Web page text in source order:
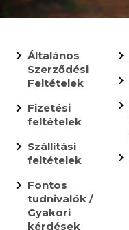
Általános
Szerződési
Feltételek
Fizetési
feltételek
Szállítási
feltételek
Fontos
tudnivalók /
Gyakori
kérdések